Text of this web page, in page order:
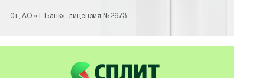
0+, АО «Т-Банк», лицензия №2673